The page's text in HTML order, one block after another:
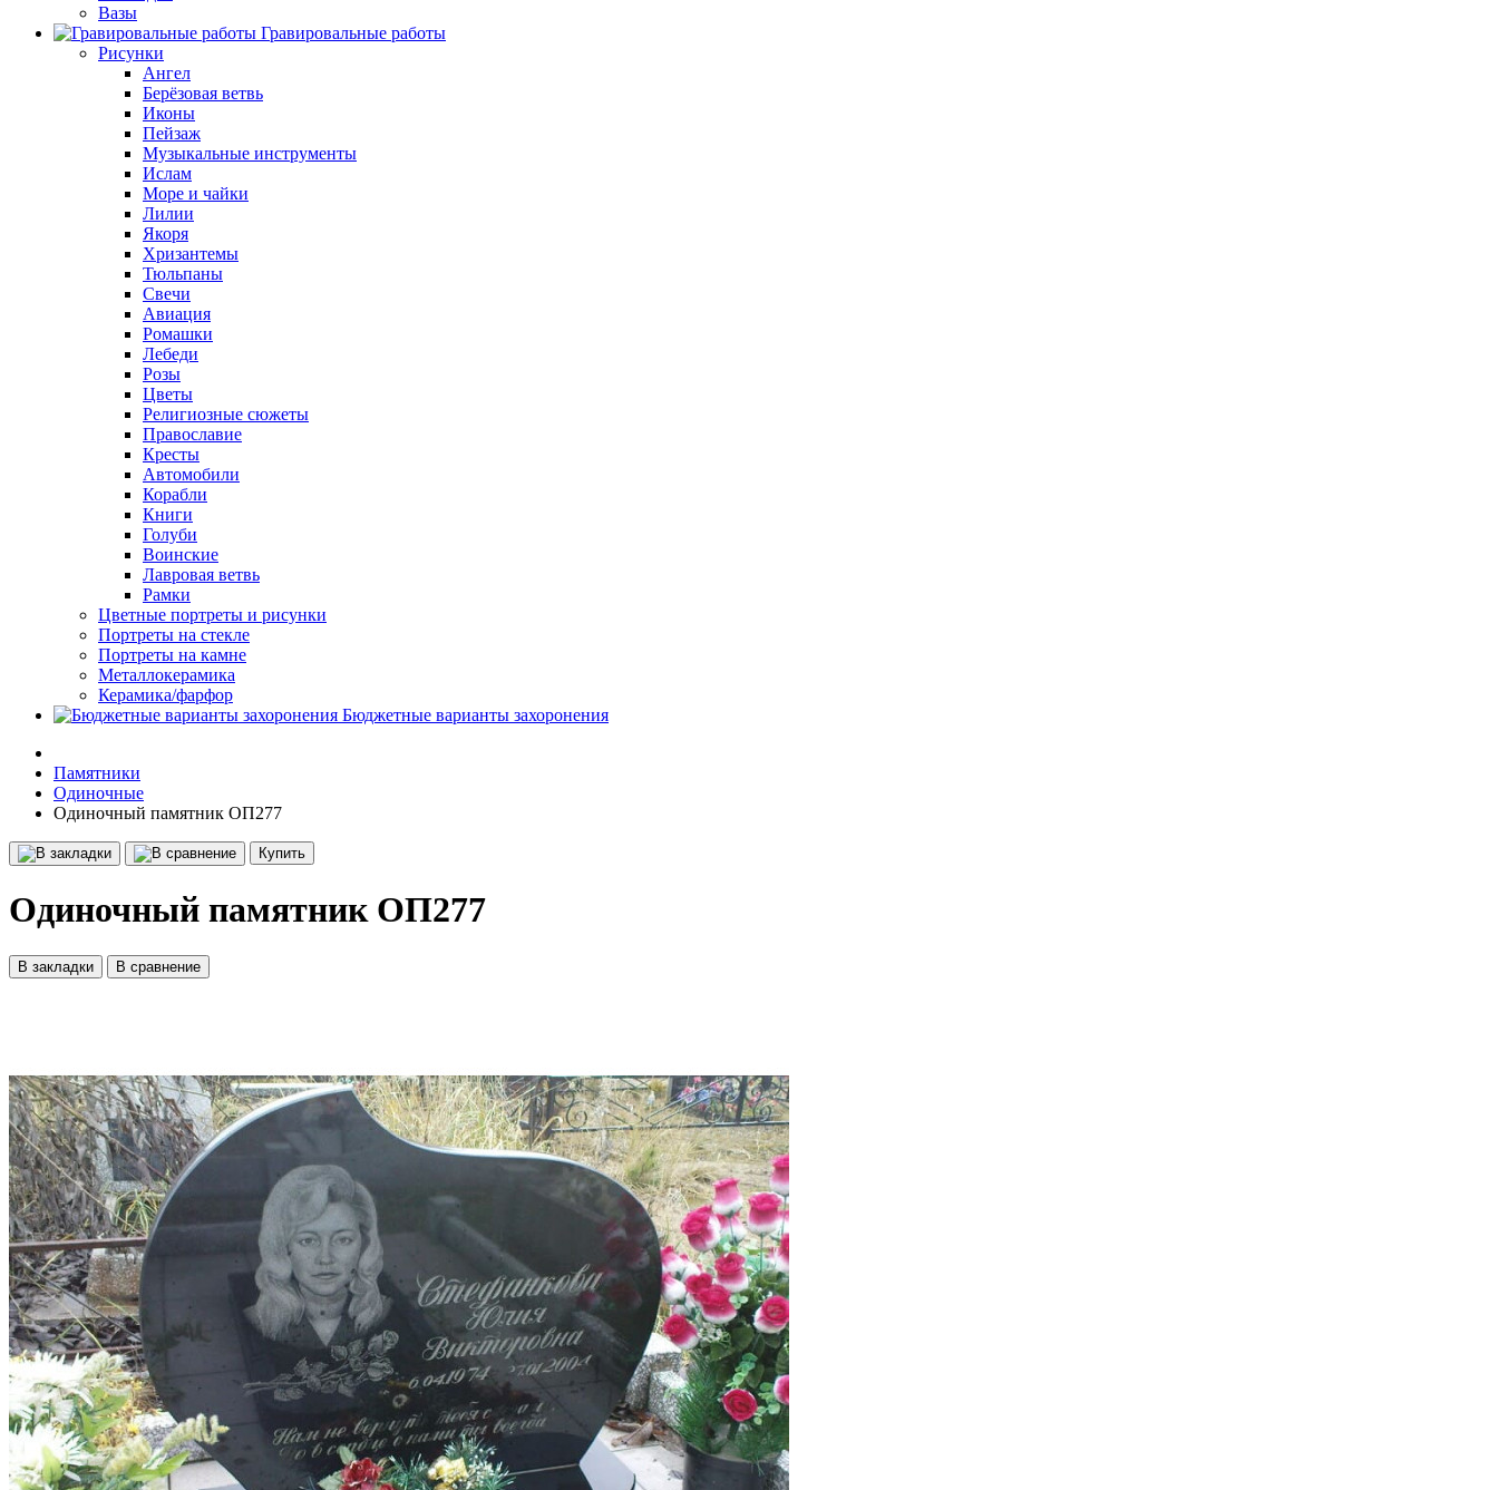
Вазы
Гравировальные работы
Рисунки
Ангел
Берёзовая ветвь
Иконы
Пейзаж
Музыкальные инструменты
Ислам
Море и чайки
Лилии
Якоря
Хризантемы
Тюльпаны
Свечи
Авиация
Ромашки
Лебеди
Розы
Цветы
Религиозные сюжеты
Православие
Кресты
Автомобили
Корабли
Книги
Голуби
Воинские
Лавровая ветвь
Рамки
Цветные портреты и рисунки
Портреты на стекле
Портреты на камне
Металлокерамика
Керамика/фарфор
Бюджетные варианты захоронения
Памятники
Одиночные
Одиночный памятник ОП277
Купить
Одиночный памятник ОП277
В закладки В сравнение